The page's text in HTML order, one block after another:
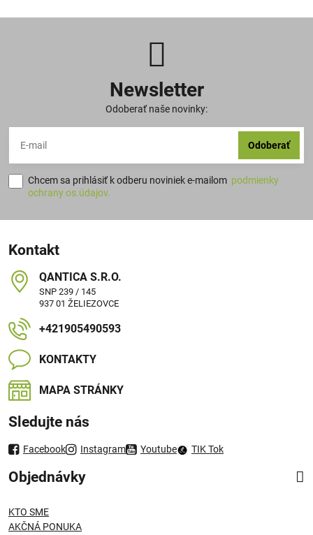
Newsletter
Odoberať naše novinky:
Odoberať
Chcem sa prihlásiť k odberu noviniek e-mailom podmienky
ochrany os.údajov.
Kontakt
QANTICA S​.R​.O​.
SNP 239 / 145
937 01 ŽELIEZOVCE
+421905490593
KONTAKTY
MAPA STRÁNKY
Sledujte nás
Facebook Instagram Youtube TIK Tok
Objednávky
KTO SME
AKČNÁ PONUKA